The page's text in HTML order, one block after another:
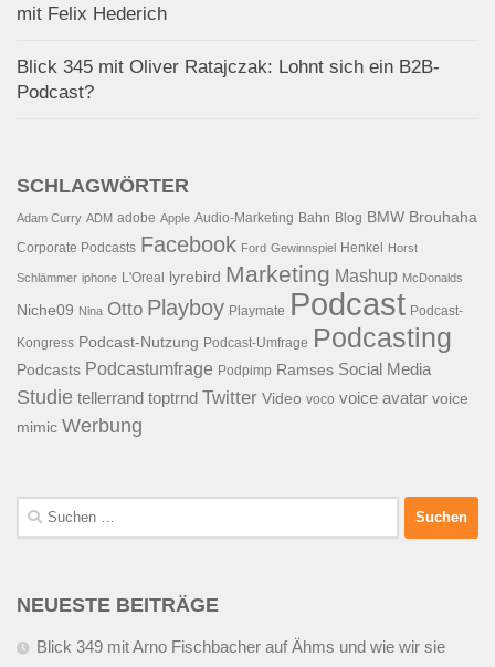
mit Felix Hederich
Blick 345 mit Oliver Ratajczak: Lohnt sich ein B2B-
Podcast?
SCHLAGWÖRTER
Adam Curry ADM adobe Apple Audio-Marketing Bahn Blog BMW Brouhaha
Corporate Podcasts Facebook Ford Gewinnspiel Henkel Horst
Schlämmer iphone L'Oreal lyrebird Marketing Mashup McDonalds
Niche09 Nina Otto Playboy Playmate Podcast Podcast-
Kongress Podcast-Nutzung Podcast-Umfrage Podcasting
Podcasts Podcastumfrage Podpimp Ramses Social Media
Studie tellerrand toptrnd Twitter Video voco voice avatar voice
mimic Werbung
Suchen
nach:
NEUESTE BEITRÄGE
Blick 349 mit Arno Fischbacher auf Ähms und wie wir sie